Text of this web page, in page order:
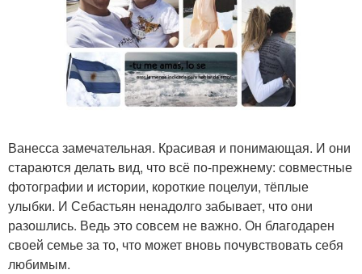
Ванесса замечательная. Красивая и понимающая. И они
стараются делать вид, что всё по-прежнему: совместные
фотографии и истории, короткие поцелуи, тёплые
улыбки. И Себастьян ненадолго забывает, что они
разошлись. Ведь это совсем не важно. Он благодарен
своей семье за то, что может вновь почувствовать себя
любимым.